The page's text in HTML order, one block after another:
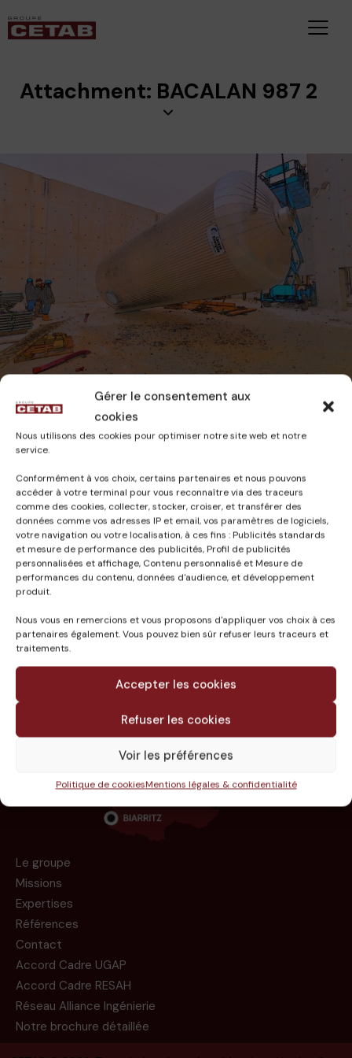
Gérer le consentement aux
cookies
Nous utilisons des cookies pour optimiser notre site web et notre
service.
Conformément à vos choix, certains partenaires et nous pouvons
accéder à votre terminal pour vous reconnaître via des traceurs
comme des cookies, collecter, stocker, croiser, et transférer des
données comme vos adresses IP et email, vos paramètres de logiciels,
votre navigation ou votre localisation, à ces fins : Publicités standards
et mesure de performance des publicités, Profil de publicités
personnalisées et affichage, Contenu personnalisé et Mesure de
performances du contenu, données d'audience, et développement
produit.
Nous vous en remercions et vous proposons d'appliquer vos choix à ces
partenaires également. Vous pouvez bien sûr refuser leurs traceurs et
traitements.
Accepter les cookies
Refuser les cookies
Voir les préférences
Politique de cookiesMentions légales & confidentialité
Attachment: BACALAN 987 2
????????????????????????????????????
Published in
BASSINS A FLOT COTE
BACALAN (33) –
centralisée secteur
Bacalan 20MW
Le groupe
Missions
Expertises
Références
Contact
Accord Cadre UGAP
Accord Cadre RESAH
Réseau Alliance Ingénierie
Notre brochure détaillée